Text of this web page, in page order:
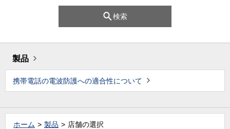
検索
製品
携帯電話の電波防護への適合性について
ホーム 製品 店舗の選択